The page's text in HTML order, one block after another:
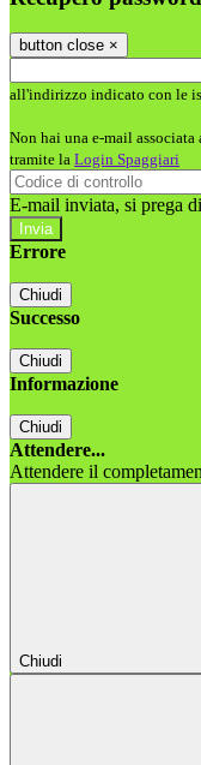
button close ×
all'indirizzo indicato con le
Non hai una e-mail
tramite la Login Spaggiari
E-mail inviata, si prega
Errore
Chiudi
Successo
Chiudi
Informazione
Chiudi
Attendere...
Attendere il
Chiudi